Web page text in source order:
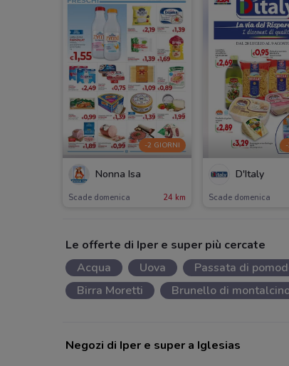
-2 GIORNI
Nonna Isa
Scade domenica 24 km
D'Italy
Scade domenica
Le offerte di Iper e super più cercate
Acqua
Uova Passata di
Birra Moretti
Brunello di
Negozi di Iper e super a Iglesias